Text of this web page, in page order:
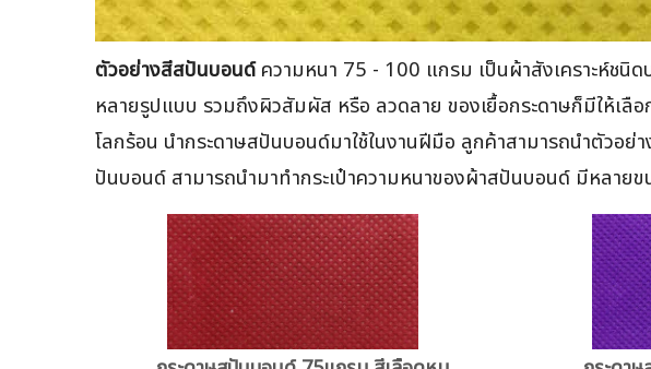
ตัวอย่างสีสปันบอนด์ความหนา 75 - 100 แกรม เป็นผ้าสังเคราะห์ชนิด
หลายรูปแบบ รวมถึงผิวสัมผัส หรือ ลวดลาย ของเยื้อกระดาษก็มีให้เ
โลกร้อน นำกระดาษสปันบอนด์มาใช้ในงานฝีมือ ลูกค้าสามารถนำตัวอ
ปันบอนด์ สามารถนำมาทำกระเป๋าความหนาของผ้าสปันบอนด์ มีหลาย